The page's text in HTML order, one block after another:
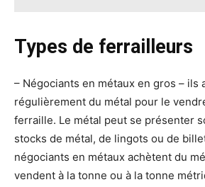
Types de ferrailleurs
– Négociants en métaux en gros – ils
régulièrement du métal pour le
ferraille. Le métal peut se présenter
stocks de métal, de lingots ou de
négociants en métaux achètent du
vendent à la tonne ou à la tonne